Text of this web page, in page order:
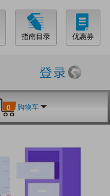
指南目录 优惠券
0 购物车